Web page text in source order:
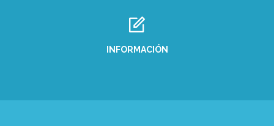
INFORMACIÓN